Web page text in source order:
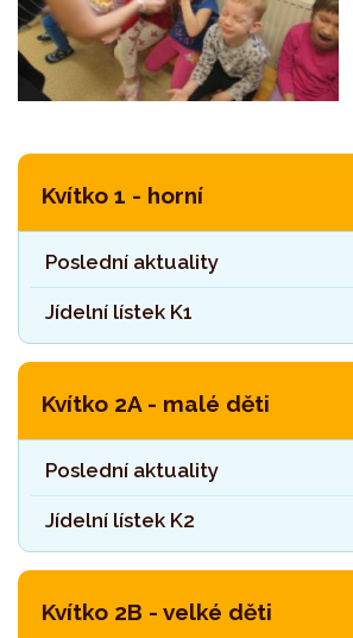
Kvítko 1 - horní
Poslední aktuality
Jídelní lístek K1
Kvítko 2A - malé děti
Poslední aktuality
Jídelní lístek K2
Kvítko 2B - velké děti